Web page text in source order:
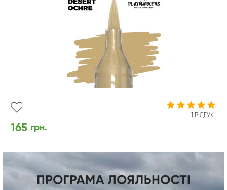
1 ВІДГУК
165 грн.